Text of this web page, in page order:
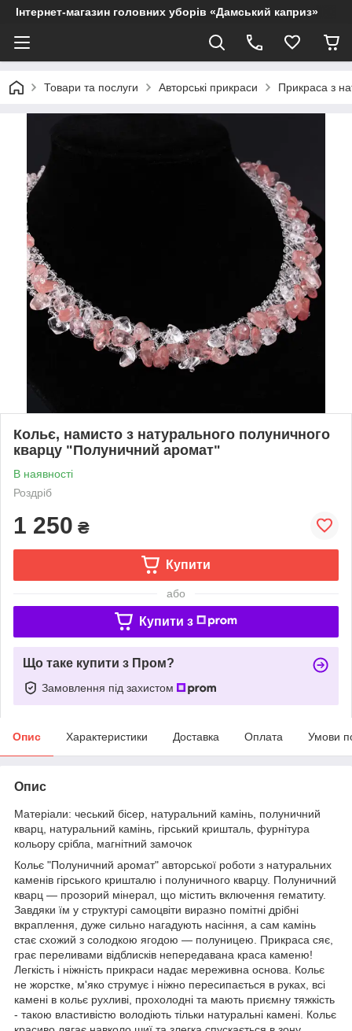
Інтернет-магазин головних уборів «Дамський каприз»
Товари та послуги Авторські прикраси Прикраса з
Кольє, намисто з натурального полуничного
кварцу "Полуничний аромат"
В наявності
Роздріб
1 250 ₴
Купити
або
Купити з
Що таке купити з Пром?
Замовлення під захистом
Опис Характеристики Доставка Оплата Умови
Опис
Матеріали: чеський бісер, натуральний камінь, полуничний
кварц, натуральний камінь, гірський кришталь, фурнітура
кольору срібла, магнітний замочок
Кольє "Полуничний аромат" авторської роботи з натуральних
каменів гірського кришталю і полуничного кварцу. Полуничний
кварц — прозорий мінерал, що містить включення гематиту.
Завдяки їм у структурі самоцвіти виразно помітні дрібні
вкраплення, дуже сильно нагадують насіння, а сам камінь
стає схожий з солодкою ягодою — полуницею. Прикраса сяє,
грає переливами відблисків непередавана краса каменю!
Легкість і ніжність прикраси надає мереживна основа. Кольє
не жорстке, м'яко струмує і ніжно пересипається в руках, всі
камені в кольє рухливі, прохолодні та мають приємну тяжкість
- такою властивістю володіють тільки натуральні камені. Кольє